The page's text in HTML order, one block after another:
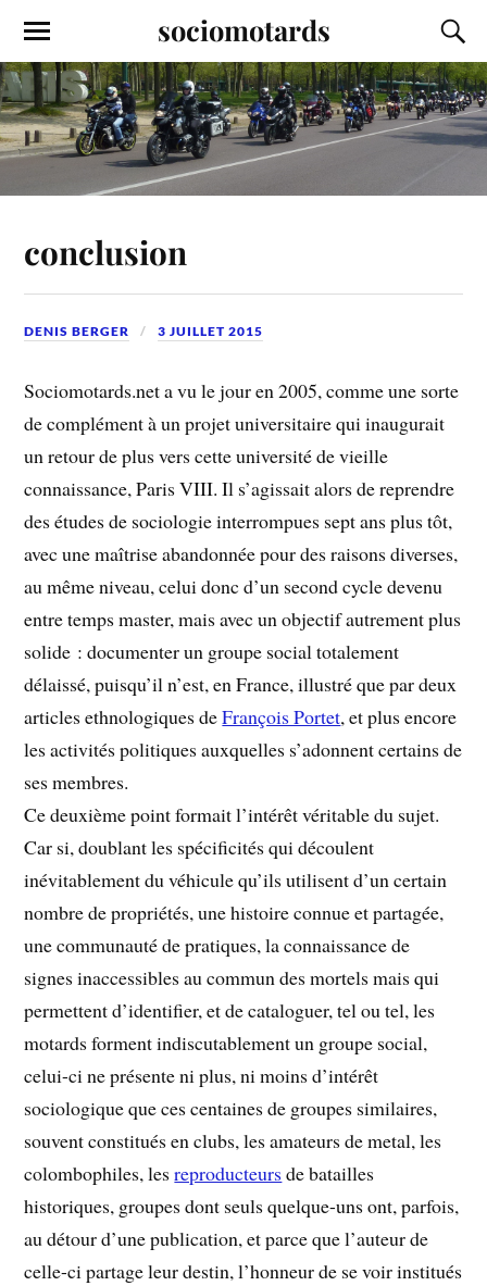
sociomotards
conclusion
DENIS BERGER 3 JUILLET 2015
Sociomotards.net a vu le jour en 2005, comme une sorte
de complément à un projet universitaire qui inaugurait
un retour de plus vers cette université de vieille
connaissance, Paris VIII. Il s’agissait alors de reprendre
des études de sociologie interrompues sept ans plus tôt,
avec une maîtrise abandonnée pour des raisons diverses,
au même niveau, celui donc d’un second cycle devenu
entre temps master, mais avec un objectif autrement plus
solide : documenter un groupe social totalement
délaissé, puisqu’il n’est, en France, illustré que par deux
articles ethnologiques deFrançois Portet, et plus encore
les activités politiques auxquelles s’adonnent certains de
ses membres.
Ce deuxième point formait l’intérêt véritable du sujet.
Car si, doublant les spécificités qui découlent
inévitablement du véhicule qu’ils utilisent d’un certain
nombre de propriétés, une histoire connue et partagée,
une communauté de pratiques, la connaissance de
signes inaccessibles au commun des mortels mais qui
permettent d’identifier, et de cataloguer, tel ou tel, les
motards forment indiscutablement un groupe social,
celui-ci ne présente ni plus, ni moins d’intérêt
sociologique que ces centaines de groupes similaires,
souvent constitués en clubs, les amateurs de metal, les
colombophiles, lesreproducteurs de batailles
historiques, groupes dont seuls quelque-uns ont, parfois,
au détour d’une publication, et parce que l’auteur de
celle-ci partage leur destin, l’honneur de se voir institués